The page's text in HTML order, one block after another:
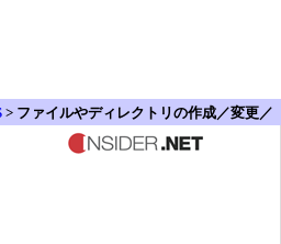
> ファイルやディレクトリの作成／変更／